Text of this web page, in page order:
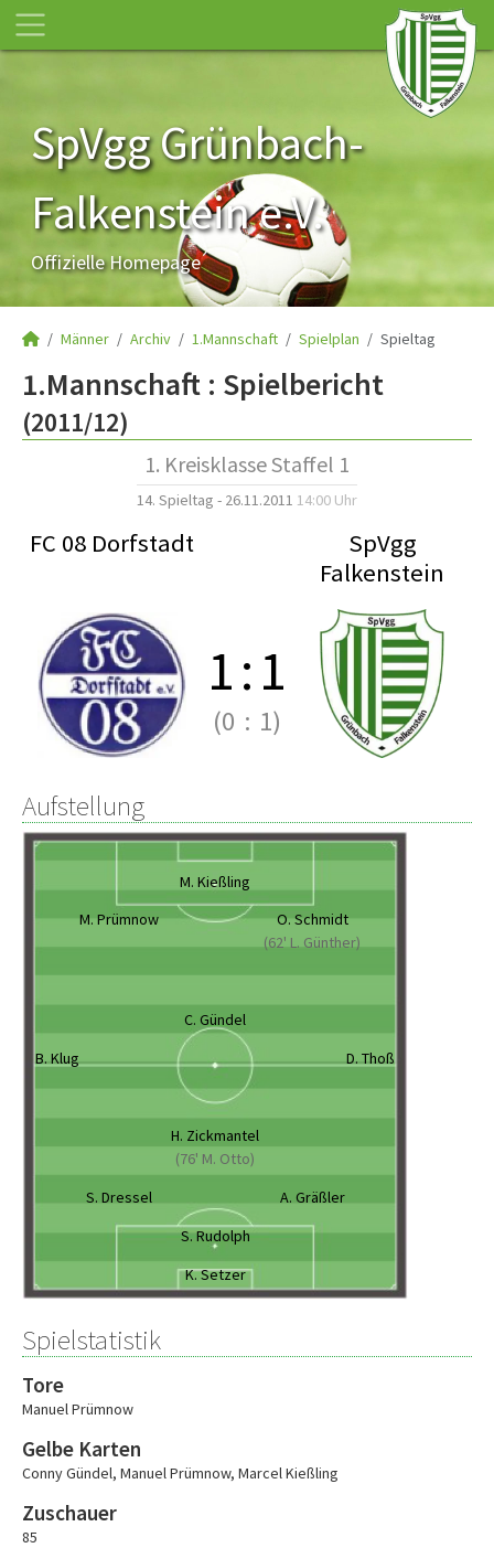
SpVgg Grünbach-
Falkenstein e.V.
Offizielle Homepage
Männer Archiv 1.Mannschaft Spielplan Spieltag
1.Mannschaft : Spielbericht
(2011/12)
1. Kreisklasse Staffel 1
14. Spieltag - 26.11.2011 14:00 Uhr
FC 08 Dorfstadt
SpVgg
Falkenstein
1:1
(0 : 1)
Aufstellung
M. Kießling
M. Prümnow
O. Schmidt
(62' L. Günther)
C. Gündel
B. Klug
D. Thoß
H. Zickmantel
(76' M. Otto)
S. Dressel
A. Gräßler
S. Rudolph
K. Setzer
Spielstatistik
Tore
Manuel Prümnow
Gelbe Karten
Conny Gündel, Manuel Prümnow, Marcel Kießling
Zuschauer
85